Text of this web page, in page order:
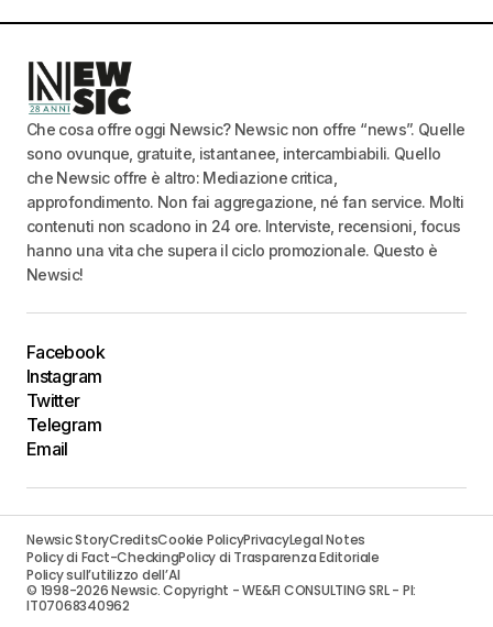
Che cosa offre oggi Newsic? Newsic non offre “news”. Quelle
sono ovunque, gratuite, istantanee, intercambiabili. Quello
che Newsic offre è altro: Mediazione critica,
approfondimento. Non fai aggregazione, né fan service. Molti
contenuti non scadono in 24 ore. Interviste, recensioni, focus
hanno una vita che supera il ciclo promozionale. Questo è
Newsic!
Facebook
Instagram
Twitter
Telegram
Email
Newsic StoryCreditsCookie PolicyPrivacyLegal Notes
Policy di Fact-CheckingPolicy di Trasparenza Editoriale
Policy sull’utilizzo dell’AI
© 1998-2026 Newsic. Copyright - WE&FI CONSULTING SRL - PI:
IT07068340962